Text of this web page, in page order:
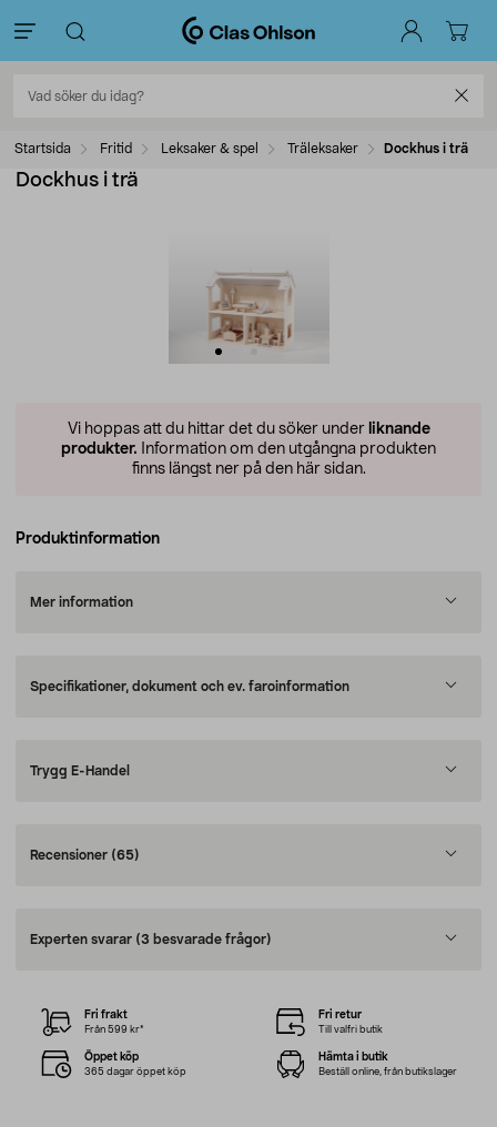
Startsida Fritid Leksaker & spel Träleksaker Dockhus i trä
Dockhus i trä
Vi hoppas att du hittar det du söker under liknande
produkter. Information om den utgångna produkten
finns längst ner på den här sidan.
Produktinformation
Mer information
Specifikationer, dokument och ev. faroinformation
Trygg E-Handel
Recensioner (65)
Experten svarar (3 besvarade frågor)
Fri frakt
Från 599 kr*
Fri retur
Till valfri butik
Öppet köp
365 dagar öppet köp
Hämta i butik
Beställ online, från butikslager